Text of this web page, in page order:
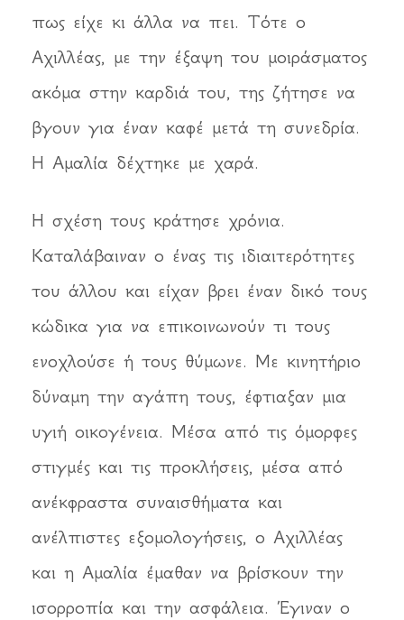
πως είχε κι άλλα να πει. Τότε ο
Αχιλλέας, με την έξαψη του μοιράσματος
ακόμα στην καρδιά του, της ζήτησε να
βγουν για έναν καφέ μετά τη συνεδρία.
Η Αμαλία δέχτηκε με χαρά.
Η σχέση τους κράτησε χρόνια.
Καταλάβαιναν ο ένας τις ιδιαιτερότητες
του άλλου και είχαν βρει έναν δικό τους
κώδικα για να επικοινωνούν τι τους
ενοχλούσε ή τους θύμωνε. Με κινητήριο
δύναμη την αγάπη τους, έφτιαξαν μια
υγιή οικογένεια. Μέσα από τις όμορφες
στιγμές και τις προκλήσεις, μέσα από
ανέκφραστα συναισθήματα και
ανέλπιστες εξομολογήσεις, ο Αχιλλέας
και η Αμαλία έμαθαν να βρίσκουν την
ισορροπία και την ασφάλεια. Έγιναν ο